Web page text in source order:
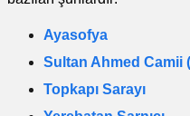
Ayasofya
Sultan Ahmed Camii
Topkapı Sarayı